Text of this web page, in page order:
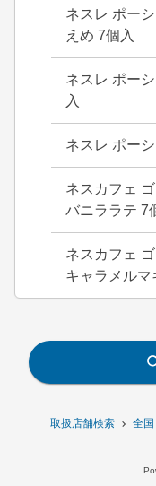
取扱店舗検索 全国
ネスレ ポー
えめ 7個入
ネスレ ポー
入
ネスレ ポー
ネスカフェ
バニララテ 7
ネスカフェ
キャラメルマ